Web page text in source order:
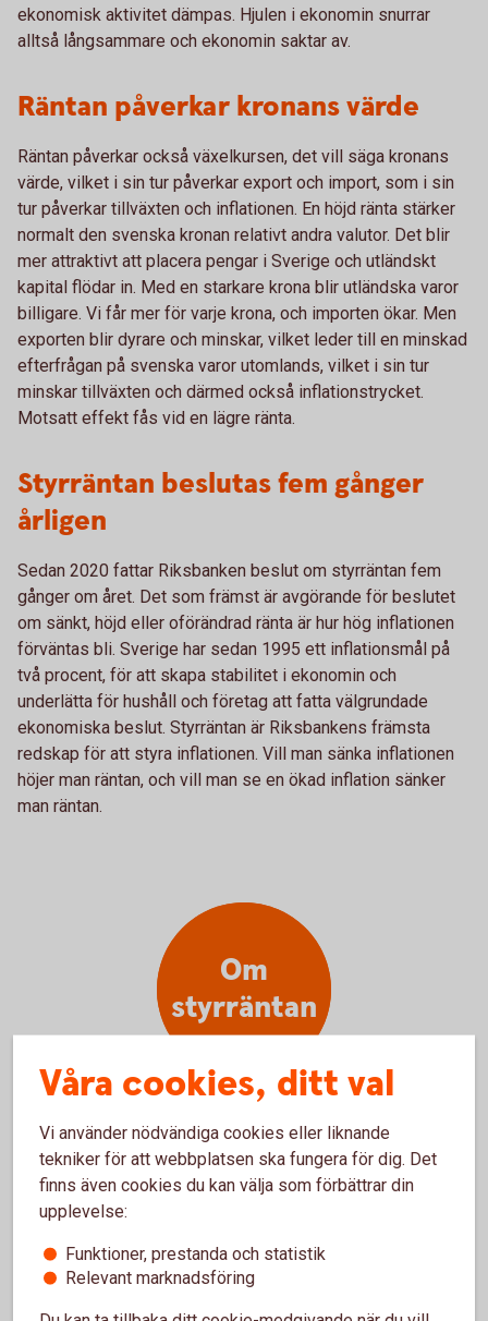
ekonomisk aktivitet dämpas. Hjulen i ekonomin snurrar
alltså långsammare och ekonomin saktar av.
Räntan påverkar kronans värde
Räntan påverkar också växelkursen, det vill säga kronans
värde, vilket i sin tur påverkar export och import, som i sin
tur påverkar tillväxten och inflationen. En höjd ränta stärker
normalt den svenska kronan relativt andra valutor. Det blir
mer attraktivt att placera pengar i Sverige och utländskt
kapital flödar in. Med en starkare krona blir utländska varor
billigare. Vi får mer för varje krona, och importen ökar. Men
exporten blir dyrare och minskar, vilket leder till en minskad
efterfrågan på svenska varor utomlands, vilket i sin tur
minskar tillväxten och därmed också inflationstrycket.
Motsatt effekt fås vid en lägre ränta.
Styrräntan beslutas fem gånger
årligen
Sedan 2020 fattar Riksbanken beslut om styrräntan fem
gånger om året. Det som främst är avgörande för beslutet
om sänkt, höjd eller oförändrad ränta är hur hög inflationen
förväntas bli. Sverige har sedan 1995 ett inflationsmål på
två procent, för att skapa stabilitet i ekonomin och
underlätta för hushåll och företag att fatta välgrundade
ekonomiska beslut. Styrräntan är Riksbankens främsta
redskap för att styra inflationen. Vill man sänka inflationen
höjer man räntan, och vill man se en ökad inflation sänker
man räntan.
Om
styrräntan
Vad är styrränta?
Styrräntan är Riksbankens huvudsakliga
penningpolitiska verktyg. Styrräntan styr till vilka
Våra cookies, ditt val
Vi använder nödvändiga cookies eller liknande
tekniker för att webbplatsen ska fungera för dig. Det
finns även cookies du kan välja som förbättrar din
upplevelse:
Funktioner, prestanda och statistik
Relevant marknadsföring